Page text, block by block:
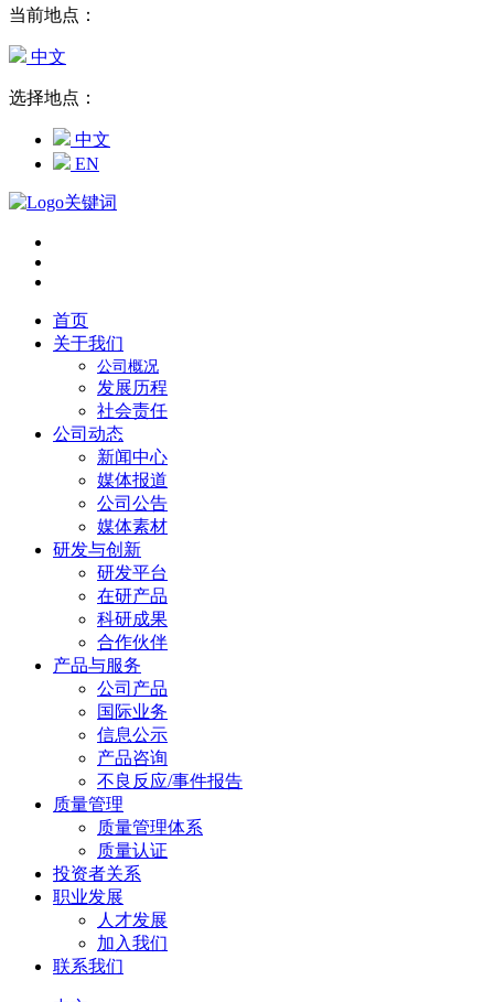
当前地点：
中文
选择地点：
中文
EN
首页
关于我们
公司概况
发展历程
社会责任
公司动态
新闻中心
媒体报道
公司公告
媒体素材
研发与创新
研发平台
在研产品
科研成果
合作伙伴
产品与服务
公司产品
国际业务
信息公示
产品咨询
不良反应/事件报告
质量管理
质量管理体系
质量认证
投资者关系
职业发展
人才发展
加入我们
联系我们